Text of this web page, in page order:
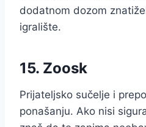
dodatnom dozom
igralište.
15. Zoosk
Prijateljsko sučelje i
ponašanju. Ako nisi